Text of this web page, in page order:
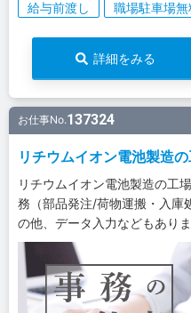
給与前渡し
職場駐車場無
詳細をみる
お仕事No.137324
リチウムイオン電池製造
リチウムイオン電池製造の工
務（部品発注/荷物運搬・入庫
の他、データ入力などもありま